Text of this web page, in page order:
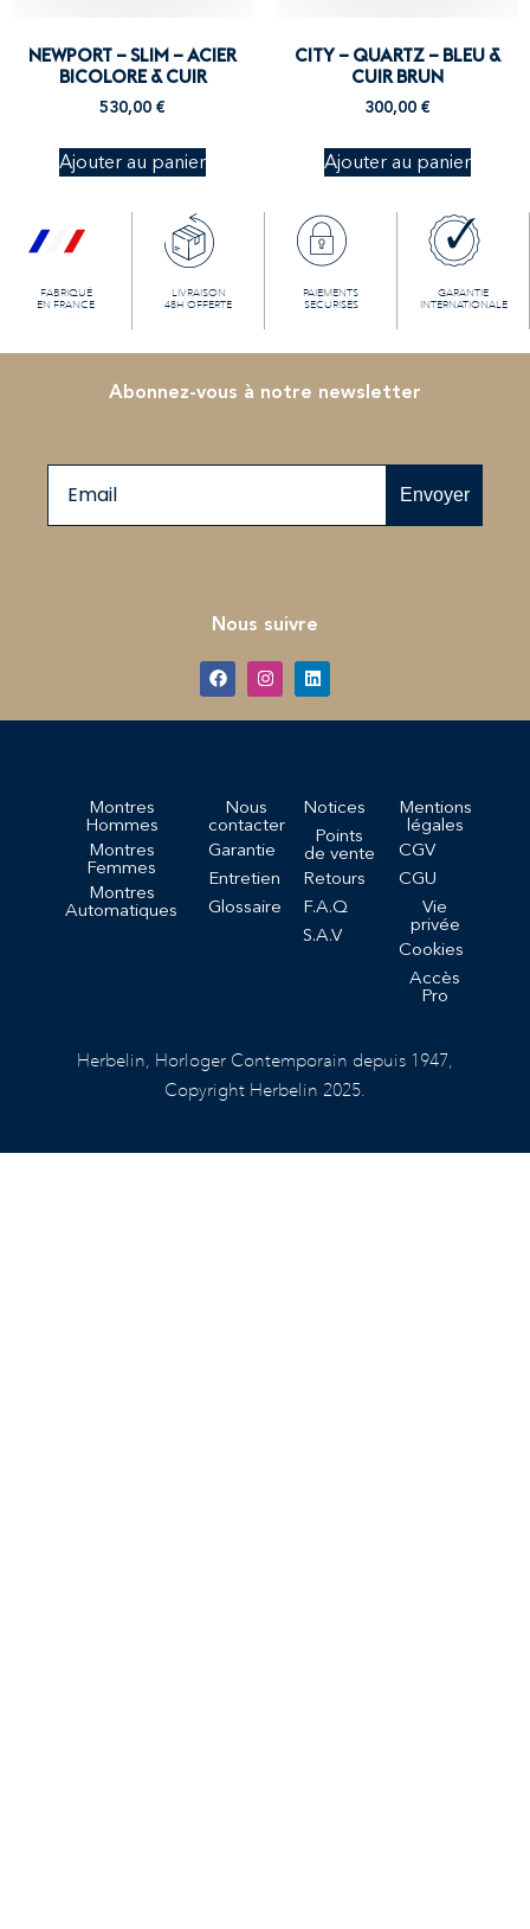
NEWPORT – SLIM – ACIER
BICOLORE & CUIR
530,00 €
Ajouter au panier
CITY – QUARTZ – BLEU &
CUIR BRUN
300,00 €
Ajouter au panier
FABRIQUÉ
EN FRANCE
LIVRAISON
48H OFFERTE
PAIEMENTS
SECURISÉS
GARANTIE
INTERNATIONALE
Abonnez-vous à notre newsletter
Envoyer
Nous suivre
Montres
Hommes
Montres
Femmes
Montres
Automatiques
Nous
contacter
Garantie
Entretien
Glossaire
Notices
Points
de vente
Retours
F.A.Q
S.A.V
Mentions
légales
CGV
CGU
Vie
privée
Cookies
Accès
Pro
Herbelin, Horloger Contemporain depuis 1947,
Copyright Herbelin 2025.